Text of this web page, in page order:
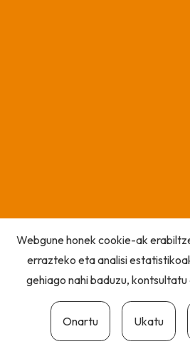
Webgune honek cookie-ak
errazteko eta analisi
gehiago nahi baduzu, kontsultatu
Onartu Ukatu